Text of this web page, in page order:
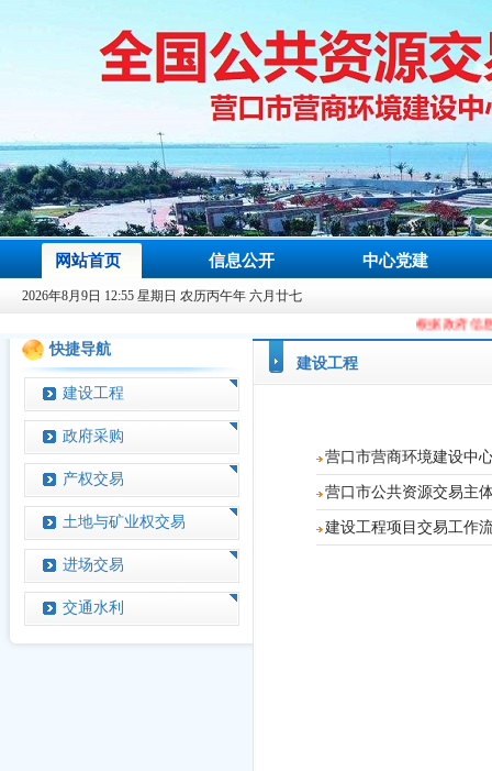
网站首页 信息公开 中心党建
2026年8月9日 12:55 星期日 农历丙午年 六月廿七
根据政府信息办
快捷导航
建设工程
政府采购
产权交易
土地与矿业权交易
进场交易
交通水利
建设工程
营口市营商环境建设中
营口市公共资源交易主
建设工程项目交易工作